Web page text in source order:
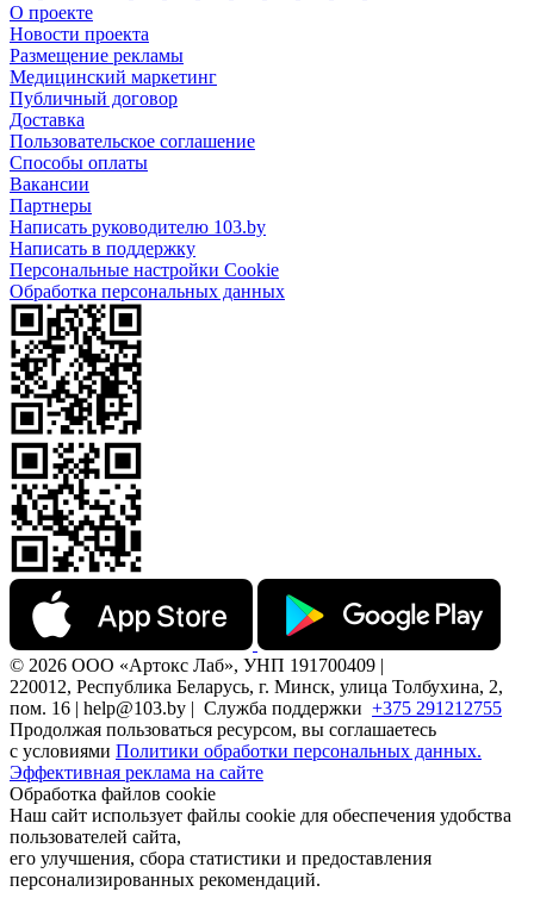
О проекте
Новости проекта
Размещение рекламы
Медицинский маркетинг
Публичный договор
Доставка
Пользовательское соглашение
Способы оплаты
Вакансии
Партнеры
Написать руководителю 103.by
Написать в поддержку
Персональные настройки Cookie
Обработка персональных данных
© 2026 ООО «Артокс Лаб», УНП 191700409 |
220012, Республика Беларусь, г. Минск, улица Толбухина, 2,
пом. 16 | help@103.by | Служба поддержки +375 291212755
Продолжая пользоваться ресурсом, вы соглашаетесь
с условиями Политики обработки персональных данных.
Эффективная реклама на сайте
Обработка файлов cookie
Наш сайт использует файлы cookie для обеспечения удобства
пользователей сайта,
его улучшения, сбора статистики и предоставления
персонализированных рекомендаций.